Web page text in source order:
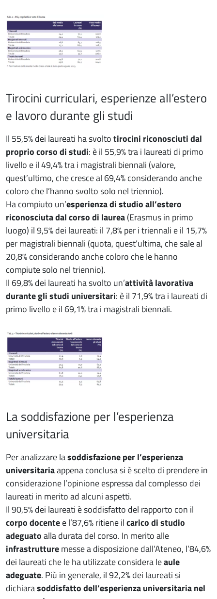
Tirocini curriculari, esperienze all’estero
e lavoro durante gli studi
Il 55,5% dei laureati ha svoltotirocini riconosciuti dal
proprio corso di studi: è il 55,9% tra i laureati di primo
livello e il 49,4% tra i magistrali biennali (valore,
quest’ultimo, che cresce al 69,4% considerando anche
coloro che l’hanno svolto solo nel triennio).
Ha compiuto un’esperienza di studio all’estero
riconosciuta dal corso di laurea(Erasmus in primo
luogo) il 9,5% dei laureati: il 7,8% per i triennali e il 15,7%
per magistrali biennali (quota, quest’ultima, che sale al
20,8% considerando anche coloro che le hanno
compiute solo nel triennio).
Il 69,8% dei laureati ha svolto un’attività lavorativa
durante gli studi universitari: è il 71,9% tra i laureati di
primo livello e il 69,1% tra i magistrali biennali.
La soddisfazione per l’esperienza
universitaria
Per analizzare lasoddisfazione per l’esperienza
universitariaappena conclusa si è scelto di prendere in
considerazione l’opinione espressa dal complesso dei
laureati in merito ad alcuni aspetti.
Il 90,5% dei laureati è soddisfatto del rapporto con il
corpo docentee l’87,6% ritiene ilcarico di studio
adeguatoalla durata del corso. In merito alle
infrastrutturemesse a disposizione dall’Ateneo, l’84,6%
dei laureati che le ha utilizzate considera leaule
adeguate. Più in generale, il 92,2% dei laureati si
dichiarasoddisfatto dell’esperienza universitaria nel